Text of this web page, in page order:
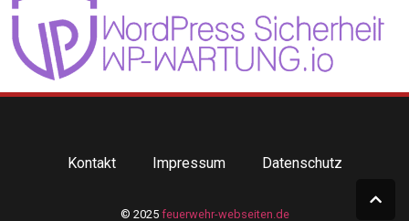
Kontakt Impressum Datenschutz
© 2025 feuerwehr-webseiten.de